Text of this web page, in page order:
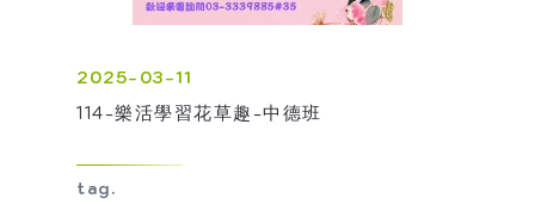
2025-03-11
114-樂活學習花草趣-中德班
tag.